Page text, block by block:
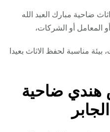
ضاحية مبارك العبد الله
المعامل أو الشركات،
مناسبة لحفظ الاثاث بعيدا
ضاحية